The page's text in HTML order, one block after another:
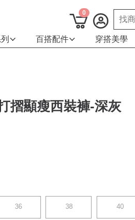
0
百搭配件 穿搭美學
摺顯瘦西裝褲-深灰
36 38 40